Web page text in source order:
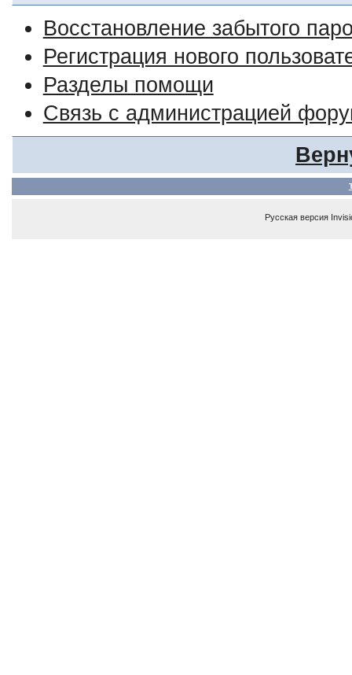
Восстановление забытого
Регистрация нового
Разделы помощи
Связь с администрацией
Русская версия